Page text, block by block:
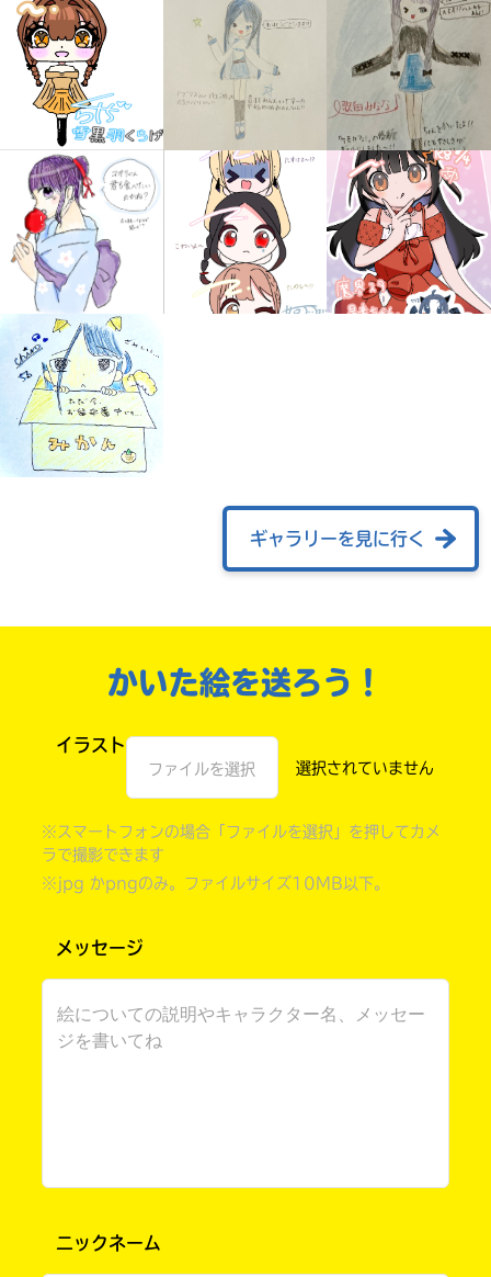
キミノラジオ配信中！
見られる
本だなが作れる！
ギャラリーを見に行く
かいた絵を送ろう！
イラスト
ファイルを選択
※スマートフォンの場合「ファイルを選択」を押してカメ
ラで撮影できます
※jpg かpngのみ。ファイルサイズ10MB以下。
メッセージ
ニックネーム